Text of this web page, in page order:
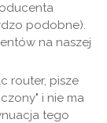
podobne).
na naszej
router, pisze
i nie ma
tego